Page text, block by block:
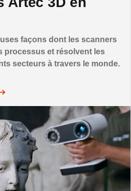
façons dont les scanners
processus et résolvent les
secteurs à travers le monde.